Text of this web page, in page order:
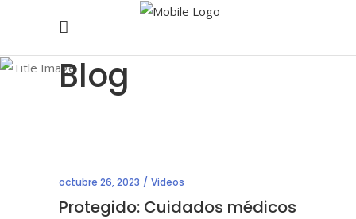
Blog
octubre 26, 2023 Videos
Protegido: Cuidados médicos